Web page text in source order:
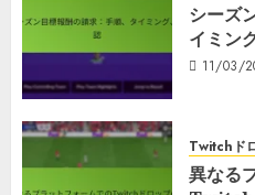
シーズ
イミン
11/03/
Twitchド
異なる